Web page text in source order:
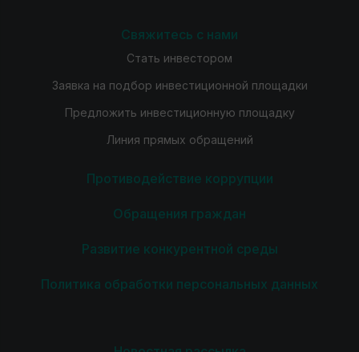
Свяжитесь с нами
Стать инвестором
Заявка на подбор инвестиционной площадки
Предложить инвестиционную площадку
Линия прямых обращений
Противодействие коррупции
Обращения граждан
Развитие конкурентной среды
Политика обработки персональных данных